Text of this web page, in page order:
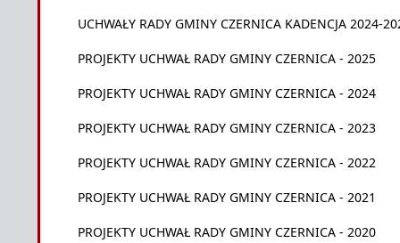
UCHWAŁY RADY GMINY CZERNICA KADENCJA 2024-
PROJEKTY UCHWAŁ RADY GMINY CZERNICA - 2025
PROJEKTY UCHWAŁ RADY GMINY CZERNICA - 2024
PROJEKTY UCHWAŁ RADY GMINY CZERNICA - 2023
PROJEKTY UCHWAŁ RADY GMINY CZERNICA - 2022
PROJEKTY UCHWAŁ RADY GMINY CZERNICA - 2021
PROJEKTY UCHWAŁ RADY GMINY CZERNICA - 2020